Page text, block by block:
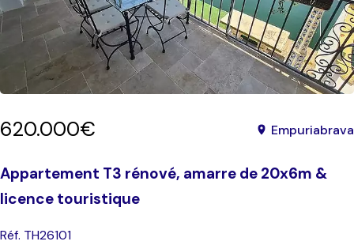
620.000€ Empuriabrava
Appartement T3 rénové, amarre de 20x6m &
licence touristique
Réf. TH26101